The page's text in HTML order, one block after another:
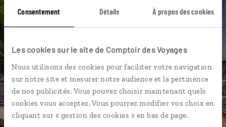
Consentement Détails À propos des cookies
Les cookies sur le site de Comptoir des Voyages
Nous utilisons des cookies pour faciliter votre navigation
sur notre site et mesurer notre audience et la pertinence
de nos publicités. Vous pouvez choisir maintenant quels
cookies vous acceptez. Vous pourrez modifier vos choix en
cliquant sur « gestion des cookies » en bas de page.